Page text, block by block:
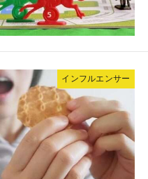
インフルエンサー